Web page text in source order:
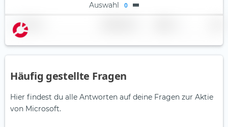
Auswahl 0
Name
Häufig gestellte Fragen
Hier findest du alle Antworten auf deine Fragen zur Aktie
von Microsoft.